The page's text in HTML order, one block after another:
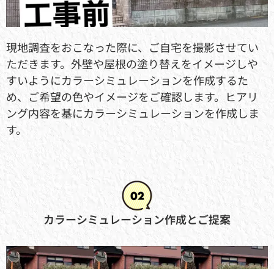
現地調査をおこなった際に、ご自宅を撮影させてい
ただきます。外壁や屋根の塗り替えをイメージしや
すいようにカラーシミュレーションを作成するた
め、ご希望の色やイメージをご確認します。ヒアリ
ング内容を基にカラーシミュレーションを作成しま
す。
カラーシミュレーション作成とご提案